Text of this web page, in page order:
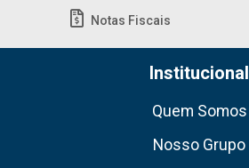
Notas Fiscais
Institucional
Quem Somos
Nosso Grupo